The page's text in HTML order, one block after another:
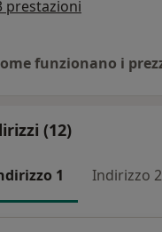
prestazioni
funzionano i
(12)
1 Indirizzo 2